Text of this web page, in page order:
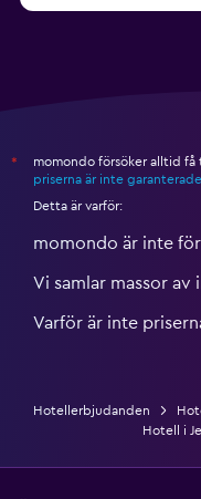
*
momondo försöker alltid
priserna är inte garanterade
Detta är varför:
momondo är inte
Vi samlar massor
Varför är inte
Hotellerbjudanden
Hotell i